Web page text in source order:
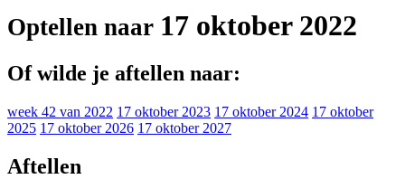
Optellen naar 17 oktober 2022
Of wilde je aftellen naar:
week 42 van 2022 17 oktober 2023 17 oktober 2024 17 oktober
2025 17 oktober 2026 17 oktober 2027
Aftellen